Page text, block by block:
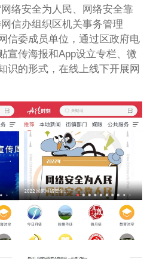
络安全为人民、网络安全靠
信办组织区机关事务管理
信委成员单位，通过区政府电
宣传海报和App设立专栏、微
识的形式，在线上线下开展网